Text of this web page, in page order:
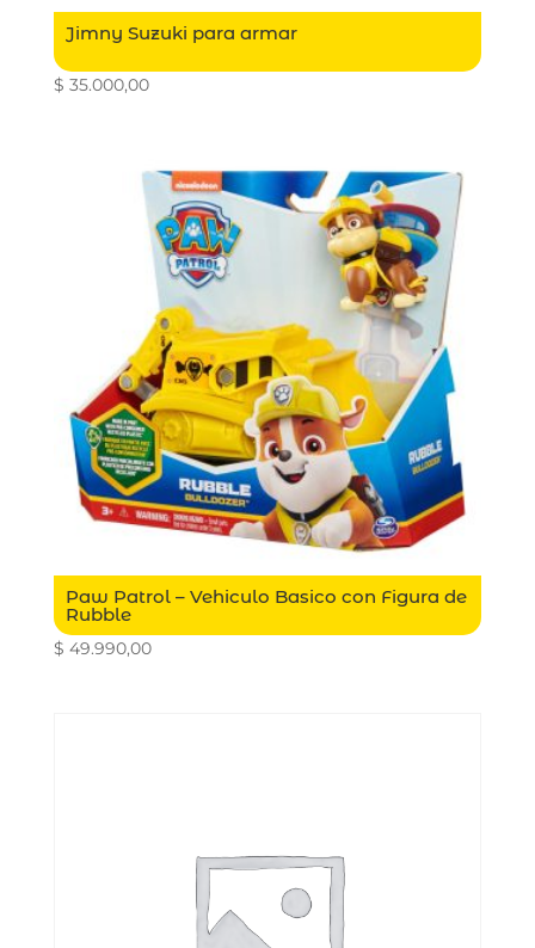
Jimny Suzuki para armar
$ 35.000,00
Paw Patrol – Vehiculo Basico con Figura de
Rubble
$ 49.990,00